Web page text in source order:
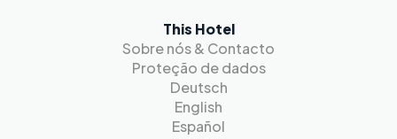
This Hotel
Sobre nós & Contacto
Proteção de dados
Deutsch
English
Español